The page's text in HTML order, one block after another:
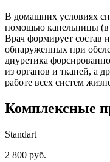
В домашних условиях
помощью капельницы (в
Врач формирует состав
обнаруженных при
диуретика
из органов и тканей, а
работе всех систем
Комплексные
Standart
2 800 руб.